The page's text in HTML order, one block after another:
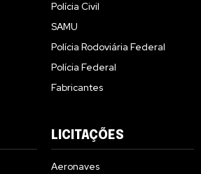
Polícia Civil
SAMU
Polícia Rodoviária Federal
Polícia Federal
Fabricantes
LICITAÇÕES
Aeronaves